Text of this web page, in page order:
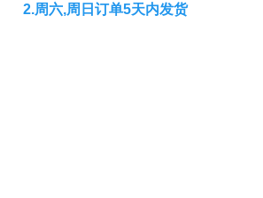
2.周六,周日订单5天内发货